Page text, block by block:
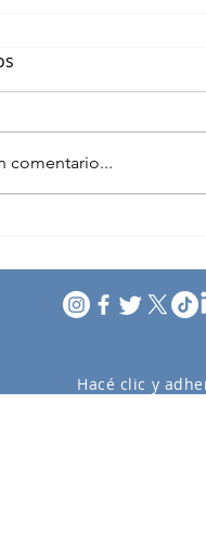
Maldonado
comentario...
Hacé clic y